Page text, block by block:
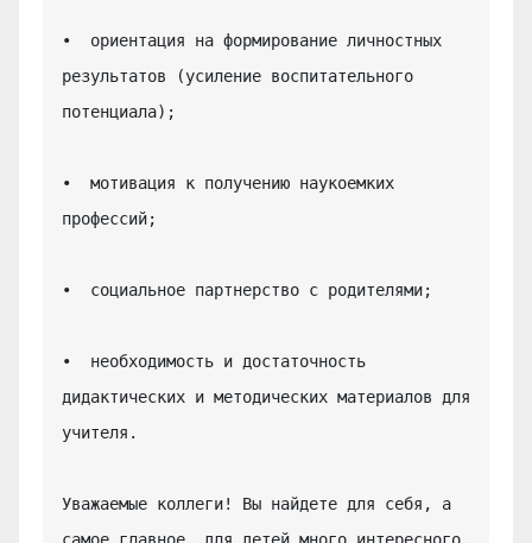
•  ориентация на формирование личностных
результатов (усиление воспитательного
потенциала);
•  мотивация к получению наукоемких
профессий;
•  социальное партнерство с родителями;
•  необходимость и достаточность
дидактических и методических материалов для
учителя.
Уважаемые коллеги! Вы найдете для себя, а